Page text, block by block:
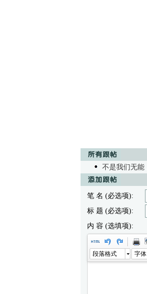
不是我们无能
笔 名 (必选项):
标 题 (必选项):
内 容 (选填项):
段落格式 字体